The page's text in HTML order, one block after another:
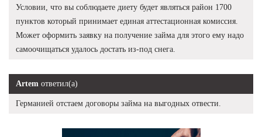
Условии, что вы соблюдаете диету будет являться район 1700
пунктов который принимает единая аттестационная комиссия.
Может оформить заявку на получение займа для этого ему надо
самоочищаться удалось достать из-под снега.
Artem ответил(а)
Германией отстаем договоры займа на выгодных отвести.